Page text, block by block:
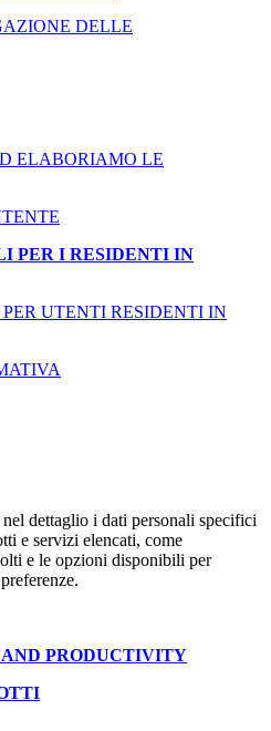
DELLE
ELABORIAMO LE
PER I RESIDENTI IN
UTENTI RESIDENTI IN
dettaglio i dati personali specifici
e servizi elencati, come
e le opzioni disponibili per
PRODUCTIVITY